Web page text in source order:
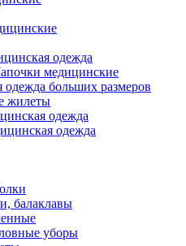
одежда
медицинские
больших размеров
жилеты
одежда
одежда
балаклавы
уборы